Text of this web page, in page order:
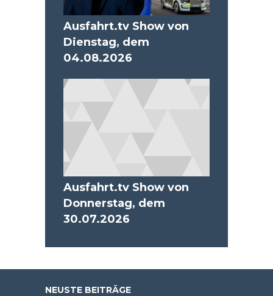
Ausfahrt.tv Show von
Dienstag, dem
04.08.2026
Ausfahrt.tv Show von
Donnerstag, dem
30.07.2026
NEUSTE BEITRÄGE